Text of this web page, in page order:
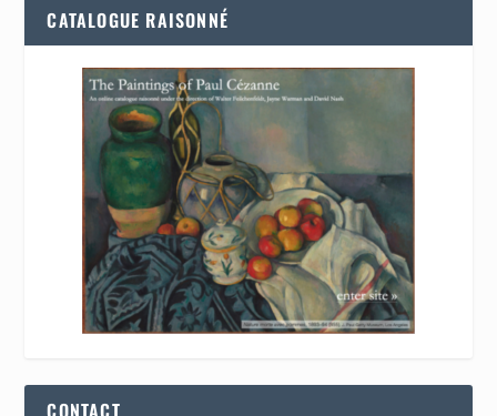
CATALOGUE RAISONNÉ
CONTACT